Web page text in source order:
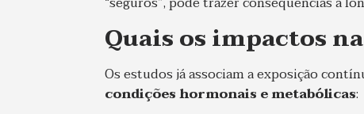
Quais os impactos
Os estudos já associam a exposição
condições hormonais e metabólicas: